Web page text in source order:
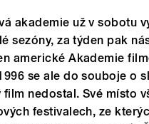
akademie už v sobotu
sezóny, za týden pak
americké Akademie
se ale do souboje o
film nedostal. Své místo
festivalech, ze